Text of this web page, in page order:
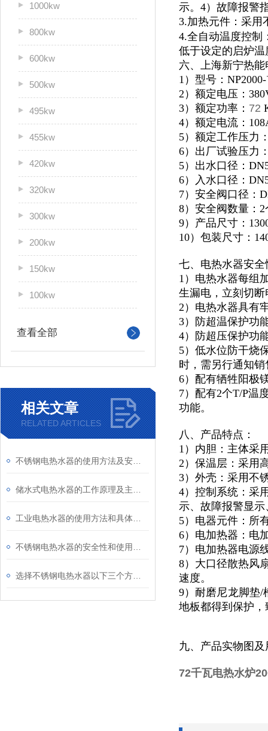
1000kw
800kw
600kw
500kw
495kw
455kw
420kw
320kw
300kw
200kw
150kw
100kw
查看全部
相关文章
RELATED ARTICLES
示。4）故障报警
3.加热元件：采用
4.全自动温度控制
低于设定的启炉
六、上海新宁热
1）型号：NP2000-
2）额定电压：
3）额定功率： 72
4）额定电流：
5）额定工作压力
6）出厂试验压力
5）出水口径：
6）入水口径：
7）安全阀口径：
8）安全阀数量：2
9）产品尺寸：
10）包装尺寸：
七、电热水器安全
1）电热水器每组
生漏电，立刻切
2）电热水器具有
3）防超温保护功
4）防超压保护功
5）低水位防干烧
时，需另行通知
6）配有牺牲阳极
7）配有2个T/P温
功能。
八、产品特点：
1）内胆：主体采
2）保温层：采用
3）外壳：采用不
4）控制系统：采
示、故障报警显
5）电器元件：所
6）电加热器：电
7）电加热器电源
8）大口径散热风
速度。
9）耐磨尼龙脚垫/
地板都得到保护
九、产品实物图
72千瓦电热水炉